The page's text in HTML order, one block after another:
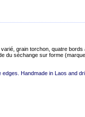
grain torchon, quatre bords
du séchange sur forme
Handmade in Laos and